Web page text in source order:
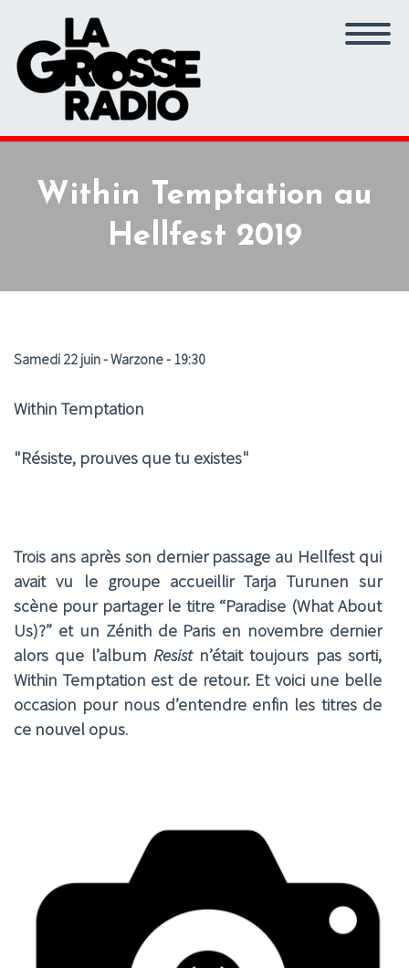
Within Temptation au
Hellfest 2019
Samedi 22 juin - Warzone - 19:30
Within Temptation
"Résiste, prouves que tu existes"
Trois ans après son dernier passage au Hellfest qui
avait vu le groupe accueillir Tarja Turunen sur
scène pour partager le titre “Paradise (What About
Us)?” et un Zénith de Paris en novembre dernier
alors que l’album Resist n’était toujours pas sorti,
Within Temptation est de retour. Et voici une belle
occasion pour nous d’entendre enfin les titres de
ce nouvel opus.